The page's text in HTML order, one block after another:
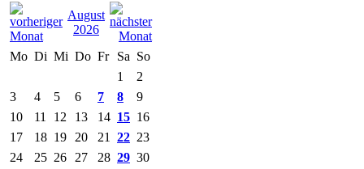
August
2026
Mo Di Mi Do Fr Sa So
1
2
3
4 5 6 7 8
9
10
11 12 13 14 15 16
17
18 19 20 21 22 23
24
25 26 27 28 29 30